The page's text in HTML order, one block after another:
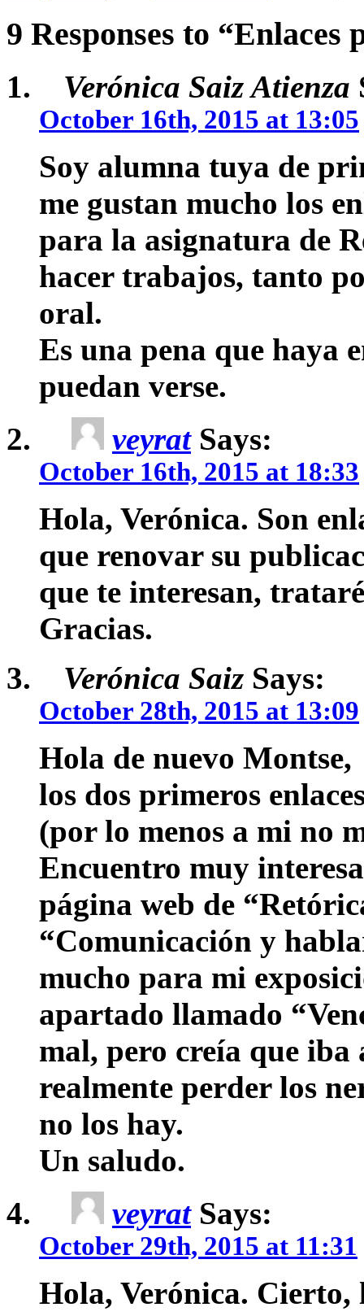
9 Responses to “Enlaces
Verónica Saiz Atienza
October 16th, 2015 at 13:05
Soy alumna tuya de
me gustan mucho los
para la asignatura de
hacer trabajos, tanto
oral.
Es una pena que haya
puedan verse.
veyratSays:
October 16th, 2015 at 18:33
Hola, Verónica. Son
que renovar su
que te interesan,
Gracias.
Verónica Saiz Says:
October 28th, 2015 at 13:09
Hola de nuevo Montse,
los dos primeros
(por lo menos a mi no
Encuentro muy
página web de
“Comunicación y
mucho para mi
apartado llamado
mal, pero creía que iba
realmente perder los
no los hay.
Un saludo.
veyratSays:
October 29th, 2015 at 11:31
Hola, Verónica. Cierto,